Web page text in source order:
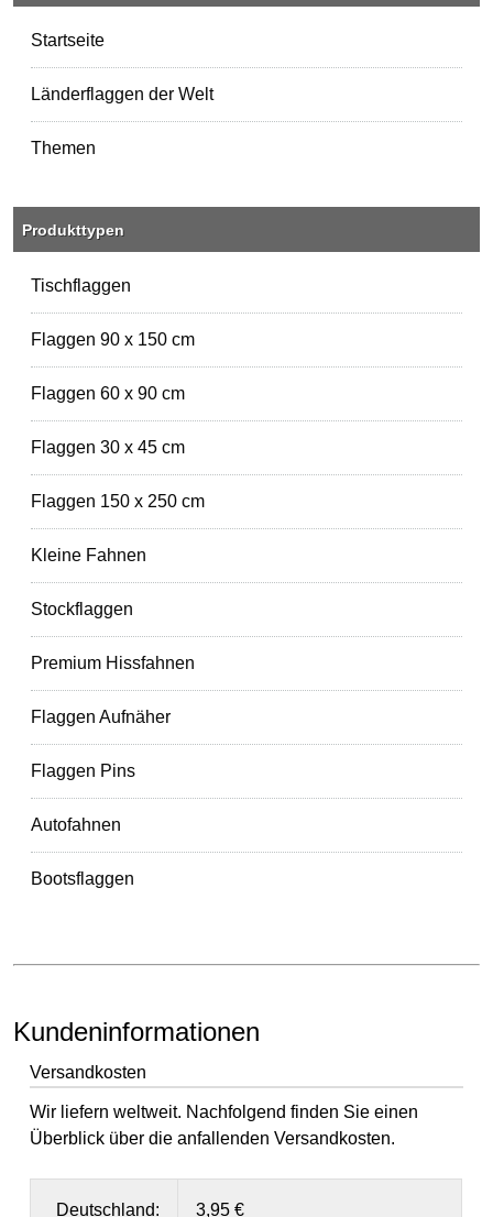
Startseite
Länderflaggen der Welt
Themen
Produkttypen
Tischflaggen
Flaggen 90 x 150 cm
Flaggen 60 x 90 cm
Flaggen 30 x 45 cm
Flaggen 150 x 250 cm
Kleine Fahnen
Stockflaggen
Premium Hissfahnen
Flaggen Aufnäher
Flaggen Pins
Autofahnen
Bootsflaggen
Kundeninformationen
Versandkosten
Wir liefern weltweit. Nachfolgend finden Sie einen
Überblick über die anfallenden Versandkosten.
Deutschland: 3,95 €